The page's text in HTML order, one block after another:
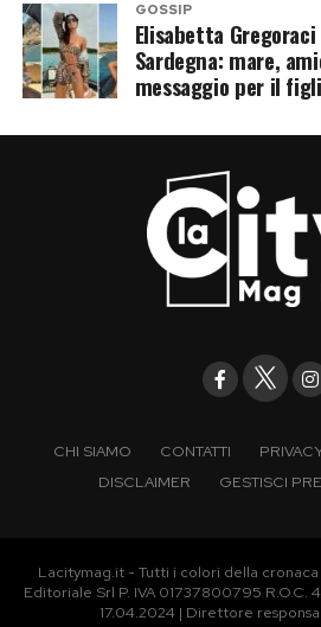
GOSSIP
Elisabetta
Sardegna: mare,
messaggio per il
CHI SIAMO CONTATTI
DISCLAIMER
GESTISCI
Lacitymag.it - Tutti i colori della
Editoriale Srl P. IVA 01737800795 R.O.C.
17.04.2024 | Direttore